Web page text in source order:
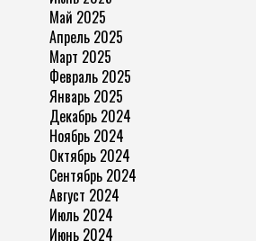
Май 2025
Апрель 2025
Март 2025
Февраль 2025
Январь 2025
Декабрь 2024
Ноябрь 2024
Октябрь 2024
Сентябрь 2024
Август 2024
Июль 2024
Июнь 2024